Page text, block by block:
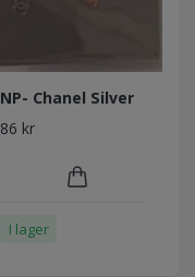
NP- Chanel Silver
86 kr
I lager